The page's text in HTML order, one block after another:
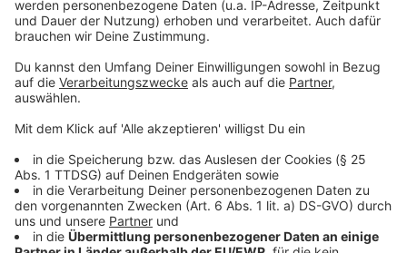
Anzeige
Die Single "Hurt" von OneRepublic
Anzeige
Wir benötigen Ihre
Zustimmung, um den YouTube
Video-Service zu laden!